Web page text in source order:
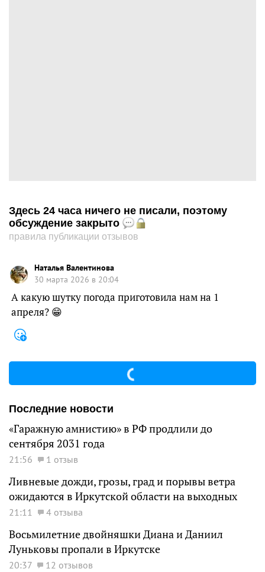
Здесь 24 часа ничего не писали, поэтому
обсуждение закрыто
правила публикации отзывов
Наталья Валентинова
30 марта 2026 в 20:04
А какую шутку погода приготовила нам на 1
апреля? 😁
Последние новости
«Гаражную амнистию» в РФ продлили до
сентября 2031 года
21:56 1 отзыв
Ливневые дожди, грозы, град и порывы ветра
ожидаются в Иркутской области на выходных
21:11 4 отзыва
Восьмилетние двойняшки Диана и Даниил
Луньковы пропали в Иркутске
20:37 12 отзывов